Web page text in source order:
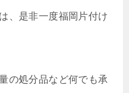
、是非一度福岡片付け
の処分品など何でも承